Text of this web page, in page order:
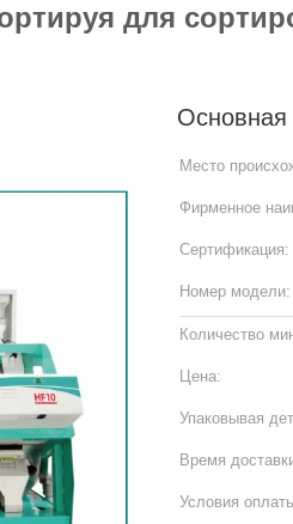
для
Место
Фирменное
Сертификация:
Номер модели:
Количество
Цена:
Упаковывая
Время
Условия